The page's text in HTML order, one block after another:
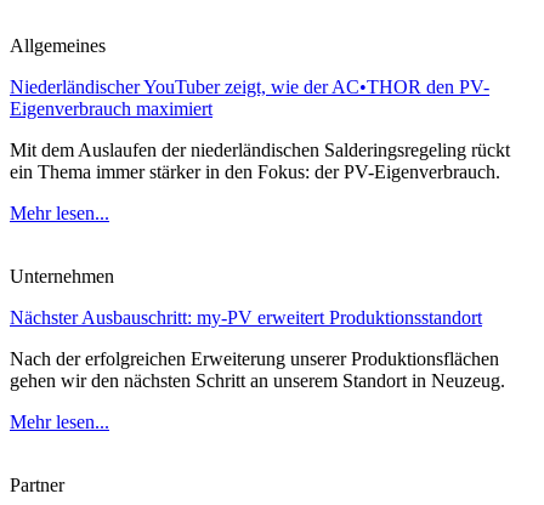
Allgemeines
Niederländischer YouTuber zeigt, wie der AC•THOR den PV-
Eigenverbrauch maximiert
Mit dem Auslaufen der niederländischen Salderingsregeling rückt
ein Thema immer stärker in den Fokus: der PV-Eigenverbrauch.
Mehr lesen...
Unternehmen
Nächster Ausbauschritt: my-PV erweitert Produktionsstandort
Nach der erfolgreichen Erweiterung unserer Produktionsflächen
gehen wir den nächsten Schritt an unserem Standort in Neuzeug.
Mehr lesen...
Partner